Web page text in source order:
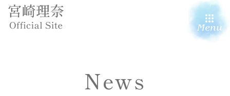
Menu
News